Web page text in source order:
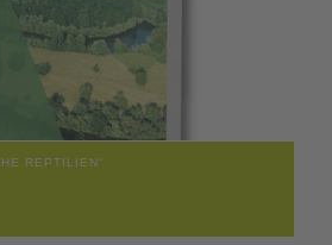
REPTILIEN“